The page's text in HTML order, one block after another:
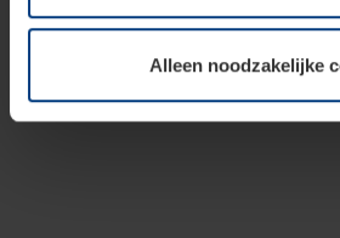
toestemming kunt u op elk moment
wijzigen of herroepen.Alleen noodzakelijke